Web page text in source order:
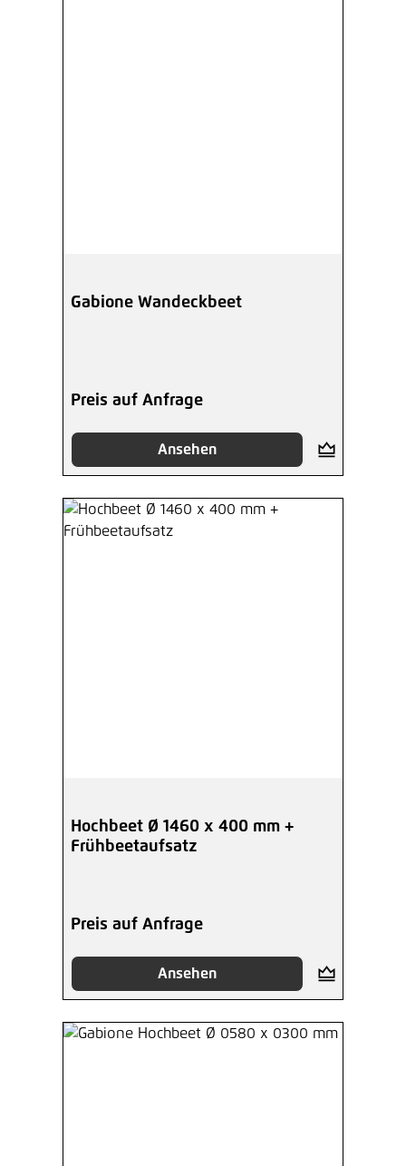
Gabione Wandeckbeet
Preis auf Anfrage
Ansehen
Hochbeet Ø 1460 x 400 mm +
Frühbeetaufsatz
Preis auf Anfrage
Ansehen